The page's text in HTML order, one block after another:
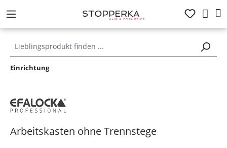
springen
Einrichtung
Arbeitskasten ohne Trennstege